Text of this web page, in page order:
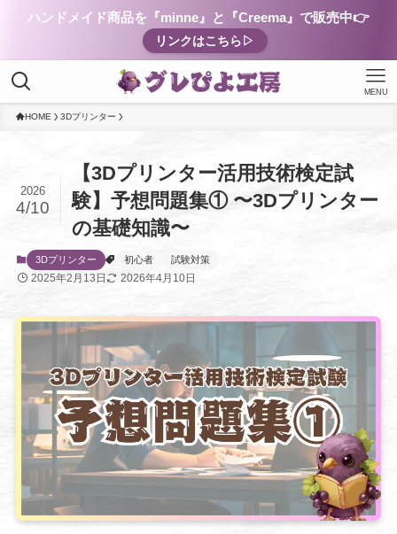
ハンドメイド商品を『minne』と『Creema』で販売中👉
リンクはこちら▷
MENU
HOME 3Dプリンター
【3Dプリンター活用技術検定試
験】予想問題集① 〜3Dプリンター
の基礎知識〜
2026
4/10
3Dプリンター 初心者 試験対策
2025年2月13日 2026年4月10日